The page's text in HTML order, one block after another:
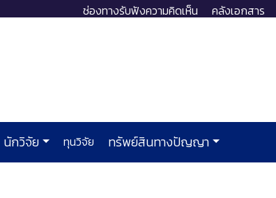
ช่องทางรับฟังความคิดเห็น คลังเอกสาร
นักวิจัย ทุนวิจัย ทรัพย์สินทางปัญญา